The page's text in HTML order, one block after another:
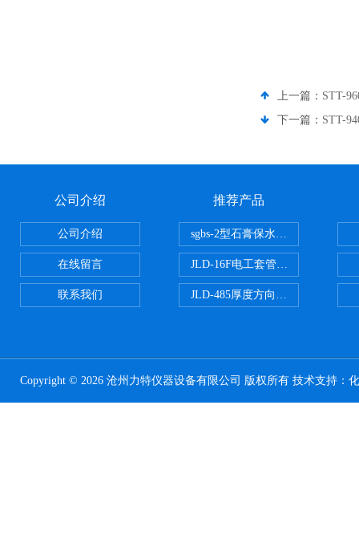
上一篇： STT-
下一篇： STT-
公司介绍
公司介绍
在线留言
联系我们
推荐产品
sgbs-2型石膏保水率测定仪粉刷
JLD-16F电工套管恒温水浴管材
JLD-485厚度方向性钢板拉伸试验
Copyright © 2026 沧州力特仪器设备有限公司 版权所有 技术支持：